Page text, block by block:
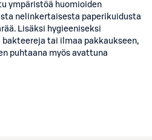
ympäristöä huomioiden
nelinkertaisesta paperikuidusta
Lisäksi hygieeniseksi
tai ilmaa pakkaukseen,
puhtaana myös avattuna